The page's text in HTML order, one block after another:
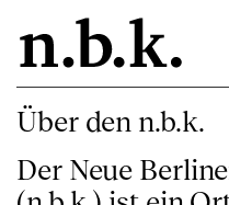
Über den n.b.k.
Der Neue